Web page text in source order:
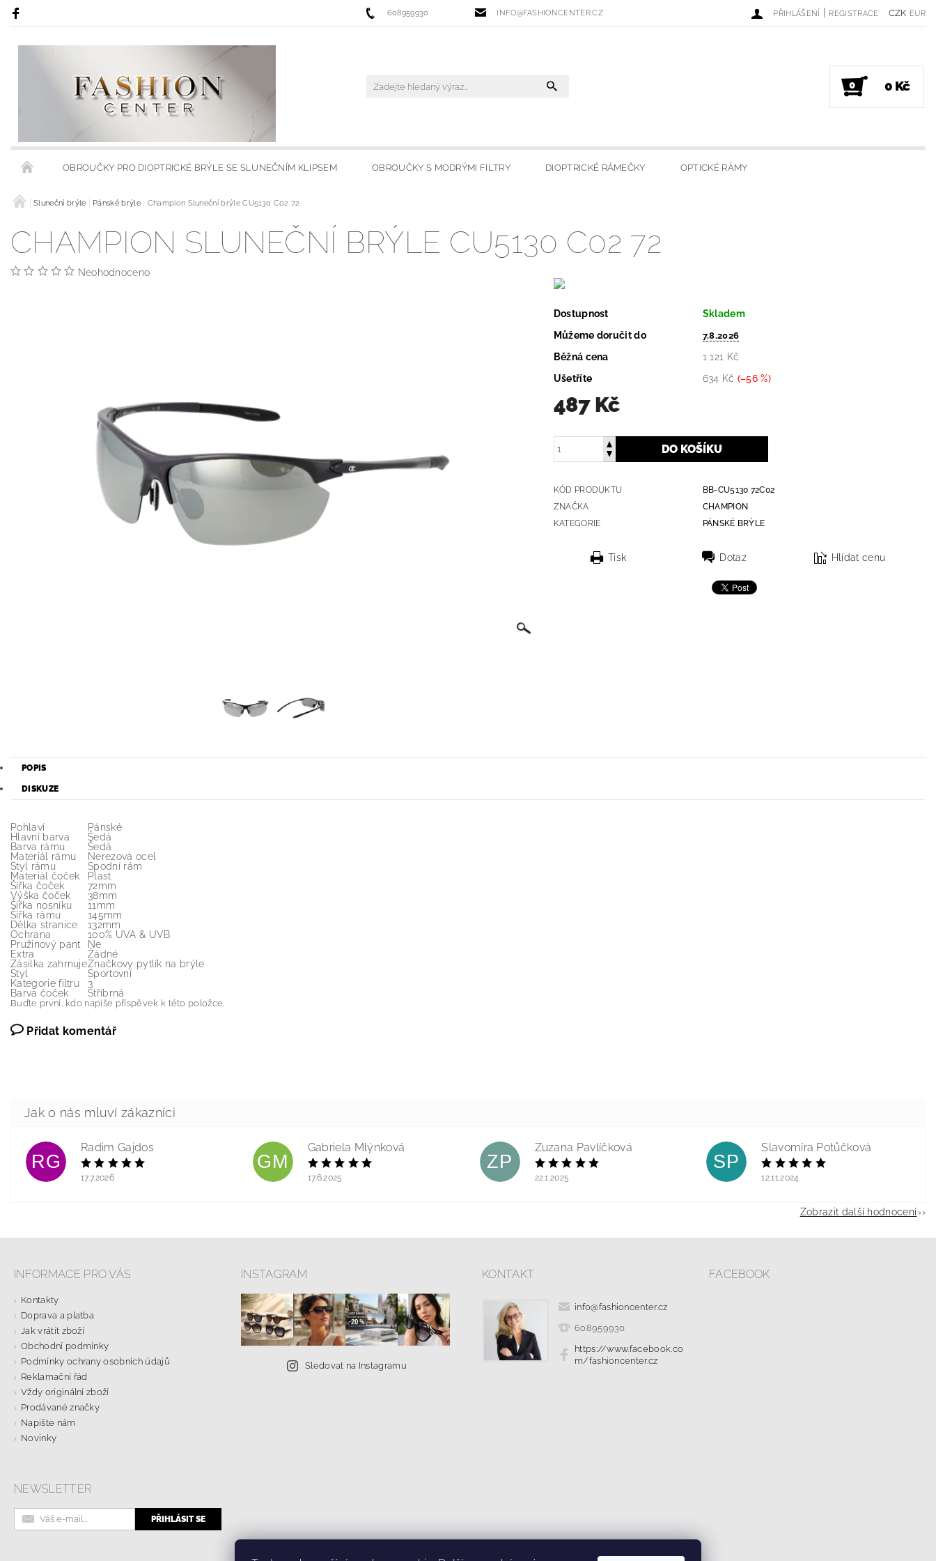
608959930 INFO@FASHIONCENTER.CZ CZK EUR
PŘIHLÁŠENÍ | REGISTRACE
0 0 Kč
OBROUČKY PRO DIOPTRICKÉ BRÝLE SE SLUNEČNÍM KLIPSEM OBROUČKY S MODRÝMI FILTRY DIOPTRICKÉ RÁMEČKY OPTICKÉ RÁMY
RÁMY S KLIPSY NA SLUNEČNÍ BRÝLE RÁMCE S MODRÝMI FILTRY
OBCHODNÍ PODMÍNKY KONTAKTY HODNOCENÍ OBCHODU MOJE OBLÍBENÉ
Sluneční brýle Pánské brýle Champion Sluneční brýle CU5130 C02 72
CHAMPION SLUNEČNÍ BRÝLE CU5130 C02 72
Neohodnoceno
Dostupnost
Skladem
Můžeme doručit do
7.8.2026
Běžná cena
1 121 Kč
Ušetříte
634 Kč (–56 %)
487 Kč
KÓD PRODUKTU
BB-CU5130 72C02
ZNAČKA
CHAMPION
KATEGORIE
PÁNSKÉ BRÝLE
Tisk Dotaz Hlídat cenu
POPIS
DISKUZE
Pohlaví
Pánské
Hlavní barva
Šedá
Barva rámu
Šedá
Materiál rámu
Nerezová ocel
Styl rámu
Spodní rám
Materiál čoček
Plast
Šířka čoček
72mm
Výška čoček
38mm
Šířka nosníku
11mm
Šířka rámu
145mm
Délka stranice
132mm
Ochrana
100% UVA & UVB
Pružinový pant
Ne
Extra
Žádné
Zásilka zahrnujeZnačkovy pytlík na brýle
Styl
Sportovní
Kategorie filtru
3
Barva čoček
Stříbrná
Buďte první, kdo napíše příspěvek k této položce.
Přidat komentář
RG
Radim Gajdos
17.7.2026
GM
Gabriela Mlýnková
17.6.2025
ZP
Zuzana Pavlíčková
22.1.2025
SP
Slavomíra Potůčková
12.11.2024
Zobrazit další hodnocení
INFORMACE PRO VÁS
Kontakty
Doprava a platba
Jak vrátit zboží
Obchodní podmínky
Podmínky ochrany osobních údajů
Reklamační řád
Vždy originální zboží
Prodávané značky
Napište nám
Novinky
INSTAGRAM
Sledovat na Instagramu
KONTAKT
info@fashioncenter.cz
608959930
https://www.facebook.co
m/fashioncenter.cz
FACEBOOK
NEWSLETTER